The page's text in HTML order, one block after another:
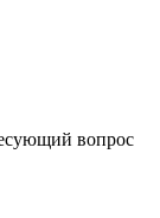
вопрос